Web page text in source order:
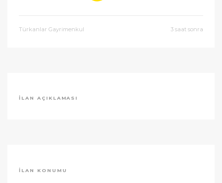
Türkanlar Gayrimenkul 3 saat sonra
İLAN AÇIKLAMASI
İLAN KONUMU